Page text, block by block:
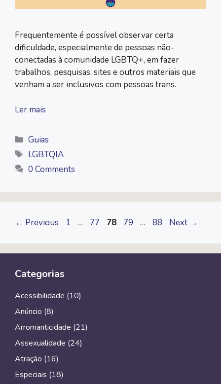
Frequentemente é possível observar certa
dificuldade, especialmente de pessoas não-
conectadas à comunidade LGBTQ+, em fazer
trabalhos, pesquisas, sites e outros materiais que
venham a ser inclusivos com pessoas trans.
Ler mais
Categorias
Guias
Tags
LGBTQIA
0 Comments
← Previous Page
1 … Page
77 Page
78 Page
79 … Page
88 Next →
Categorias
Acessibilidade (10)
Anúncio (8)
Arromanticidade (21)
Assexualidade (24)
Atração (16)
Especiais (18)